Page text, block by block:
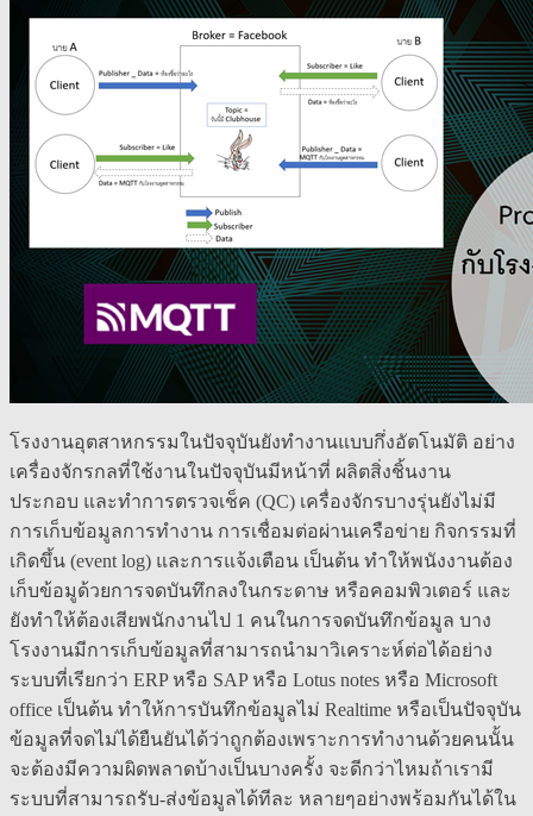
โรงงานอุตสาหกรรมในปัจจุบันยังทำงานแบบกึ่งอัตโนมัติ อย่าง
เครื่องจักรกลที่ใช้งานในปัจจุบันมีหน้าที่ ผลิตสิ่งชิ้นงาน
ประกอบ และทำการตรวจเช็ค (QC) เครื่องจักรบางรุ่นยังไม่มี
การเก็บข้อมูลการทำงาน การเชื่อมต่อผ่านเครือข่าย กิจกรรมที่
เกิดขึ้น (event log) และการแจ้งเตือน เป็นต้น ทำให้พนังงานต้อง
เก็บข้อมูด้วยการจดบันทึกลงในกระดาษ หรือคอมพิวเตอร์ และ
ยังทำให้ต้องเสียพนักงานไป 1 คนในการจดบันทึกข้อมูล บาง
โรงงานมีการเก็บข้อมูลที่สามารถนำมาวิเคราะห์ต่อได้อย่าง
ระบบที่เรียกว่า ERP หรือ SAP หรือ Lotus notes หรือ Microsoft
office เป็นต้น ทำให้การบันทึกข้อมูลไม่ Realtime หรือเป็นปัจจุบัน
ข้อมูลที่จดไม่ได้ยืนยันได้ว่าถูกต้องเพราะการทำงานด้วยคนนั้น
จะต้องมีความผิดพลาดบ้างเป็นบางครั้ง จะดีกว่าไหมถ้าเรามี
ระบบที่สามารถรับ-ส่งข้อมูลได้ทีละ หลายๆอย่างพร้อมกันได้ใน